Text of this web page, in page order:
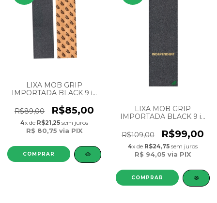
LIXA MOB GRIP
IMPORTADA BLACK 9 in
R$89,00
R$85,00
4x de R$21,25 sem juros
R$ 80,75 via PIX
LIXA MOB GRIP
IMPORTADA BLACK 9 in
R$109,00
R$99,00
4x de R$24,75 sem juros
R$ 94,05 via PIX